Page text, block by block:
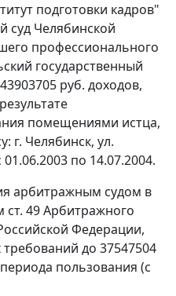
подготовки кадров"
суд Челябинской
профессионального
государственный
руб. доходов,
помещениями истца,
г. Челябинск, ул.
по 14.07.2004.
арбитражным судом в
ст. 49Арбитражного
Федерации,
до 37547504
пользования (с